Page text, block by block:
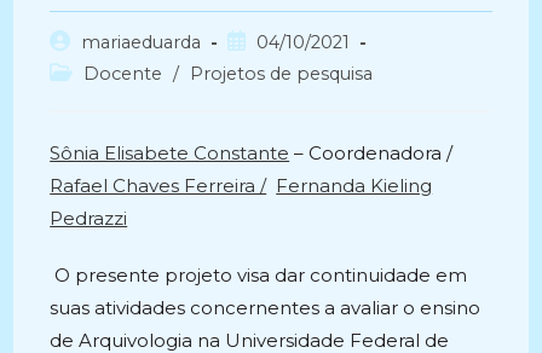
Autor
do
mariaeduarda
Post
publicado:
04/10/2021
Categoria
Docente / Projetos de pesquisa
Sônia Elisabete Constante – Coordenadora /
Rafael Chaves Ferreira / Fernanda Kieling
Pedrazzi
O presente projeto visa dar continuidade em
suas atividades concernentes a avaliar o ensino
de Arquivologia na Universidade Federal de